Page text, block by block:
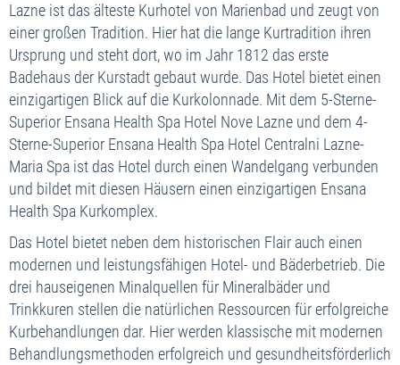
Lazne ist das älteste Kurhotel von Marienbad und zeugt von
einer großen Tradition. Hier hat die lange Kurtradition ihren
Ursprung und steht dort, wo im Jahr 1812 das erste
Badehaus der Kurstadt gebaut wurde. Das Hotel bietet einen
einzigartigen Blick auf die Kurkolonnade. Mit dem 5-Sterne-
Superior Ensana Health Spa Hotel Nove Lazne und dem 4-
Sterne-Superior Ensana Health Spa Hotel Centralni Lazne-
Maria Spa ist das Hotel durch einen Wandelgang verbunden
und bildet mit diesen Häusern einen einzigartigen Ensana
Health Spa Kurkomplex.
Das Hotel bietet neben dem historischen Flair auch einen
modernen und leistungsfähigen Hotel- und Bäderbetrieb. Die
drei hauseigenen Minalquellen für Mineralbäder und
Trinkkuren stellen die natürlichen Ressourcen für erfolgreiche
Kurbehandlungen dar. Hier werden klassische mit modernen
Behandlungsmethoden erfolgreich und gesundheitsförderlich